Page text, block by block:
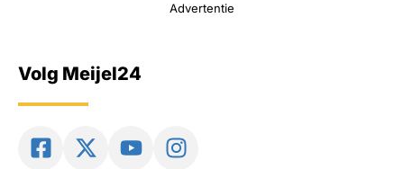
Advertentie
Volg Meijel24